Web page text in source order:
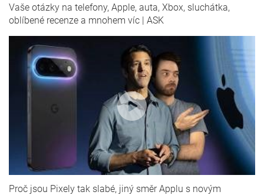
Vaše otázky na telefony, Apple, auta, Xbox, sluchátka,
oblíbené recenze a mnohem víc | ASK
Proč jsou Pixely tak slabé, jiný směr Applu s novým